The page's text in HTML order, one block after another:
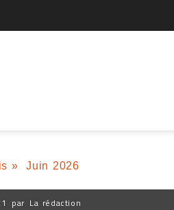
» Juin 2026
par La rédaction